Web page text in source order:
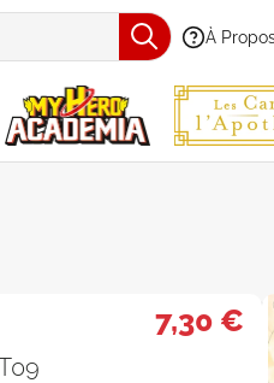
À
- Par Date de
7,30 €